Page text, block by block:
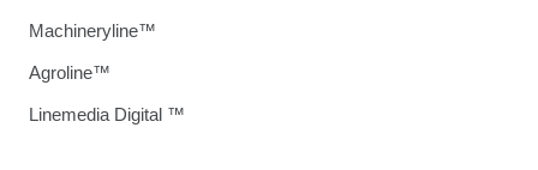
Machineryline™
Agroline™
Linemedia Digital ™